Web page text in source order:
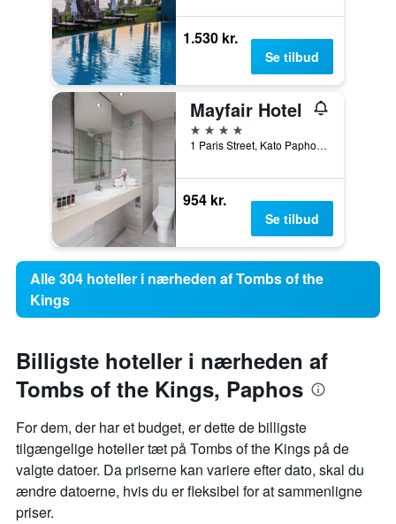
1.530 kr.
Se tilbud
Mayfair Hotel
4 stjerner
1 Paris Street, Kato Paphos, Paphos, Cypern
954 kr.
Se tilbud
Alle 304 hoteller i nærheden af Tombs of the
Kings
Billigste hoteller i nærheden af
Tombs of the Kings, Paphos
For dem, der har et budget, er dette de billigste
tilgængelige hoteller tæt på Tombs of the Kings på de
valgte datoer. Da priserne kan variere efter dato, skal du
ændre datoerne, hvis du er fleksibel for at sammenligne
priser.